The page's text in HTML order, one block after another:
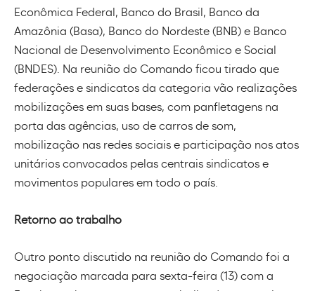
Econômica Federal, Banco do Brasil, Banco da
Amazônia (Basa), Banco do Nordeste (BNB) e Banco
Nacional de Desenvolvimento Econômico e Social
(BNDES). Na reunião do Comando ficou tirado que
federações e sindicatos da categoria vão realizações
mobilizações em suas bases, com panfletagens na
porta das agências, uso de carros de som,
mobilização nas redes sociais e participação nos atos
unitários convocados pelas centrais sindicatos e
movimentos populares em todo o país.
Retorno ao trabalho
Outro ponto discutido na reunião do Comando foi a
negociação marcada para sexta-feira (13) com a